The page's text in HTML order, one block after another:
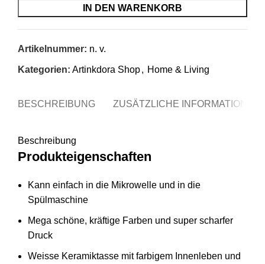
IN DEN WARENKORB
Artikelnummer: n. v.
Kategorien: Artinkdora Shop, Home & Living
BESCHREIBUNG ZUSÄTZLICHE INFORMATIONEN
Beschreibung
Produkteigenschaften
Kann einfach in die Mikrowelle und in die
Spülmaschine
Mega schöne, kräftige Farben und super scharfer
Druck
Weisse Keramiktasse mit farbigem Innenleben und